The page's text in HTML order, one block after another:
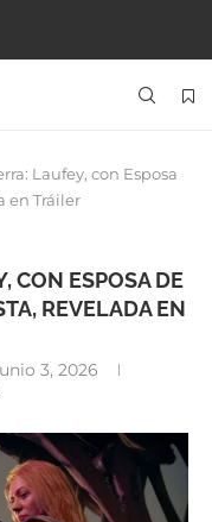
Laufey, con Esposa
en Tráiler
CON ESPOSA DE
REVELADA EN
3, 2026